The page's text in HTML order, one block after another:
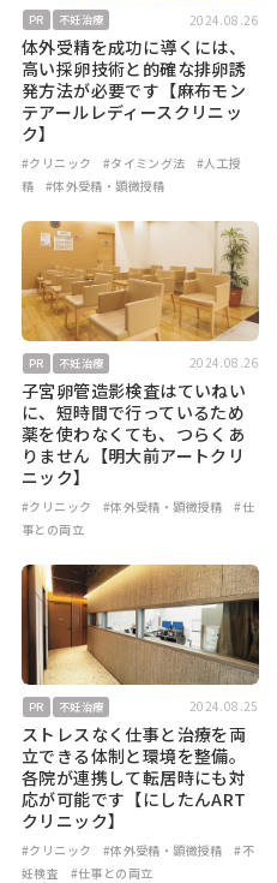
PR 不妊治療 2024.08.26
体外受精を成功に導くには、
高い採卵技術と的確な排卵誘
発方法が必要です【麻布モン
テアールレディースクリニッ
ク】
#クリニック #タイミング法
#人工授
精
#体外受精・顕微授精
PR 不妊治療 2024.08.26
子宮卵管造影検査はていねい
に、短時間で行っているため
薬を使わなくても、つらくあ
りません【明大前アートクリ
ニック】
#クリニック #体外受精・顕微授精
#仕
事との両立
PR 不妊治療 2024.08.25
ストレスなく仕事と治療を両
立できる体制と環境を整備。
各院が連携して転居時にも対
応が可能です【にしたんART
クリニック】
#クリニック #体外受精・顕微授精
#不
妊検査
#仕事との両立